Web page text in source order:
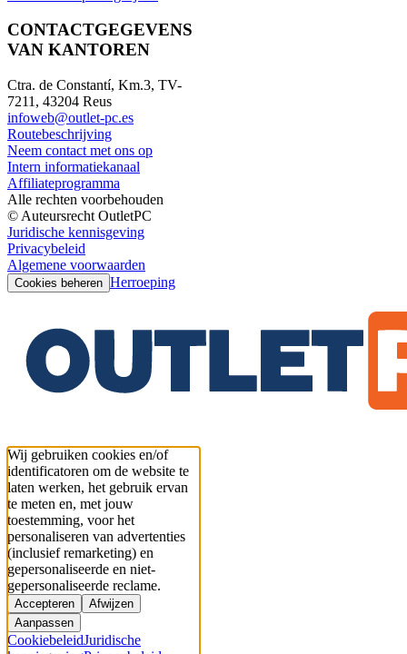
CONTACTGEGEVENS
VAN KANTOREN
Ctra. de Constantí, Km.3, TV-
7211, 43204 Reus
infoweb@outlet-pc.es
Routebeschrijving
Neem contact met ons op
Intern informatiekanaal
Affiliateprogramma
Alle rechten voorbehouden
© Auteursrecht OutletPC
Juridische kennisgeving
Privacybeleid
Algemene voorwaarden
Cookies beheren Herroeping
Wij gebruiken cookies en/of
identificatoren om de website te
laten werken, het gebruik ervan
te meten en, met jouw
toestemming, voor het
personaliseren van advertenties
(inclusief remarketing) en
gepersonaliseerde en niet-
gepersonaliseerde reclame.
Accepteren
Afwijzen
Aanpassen
CookiebeleidJuridische